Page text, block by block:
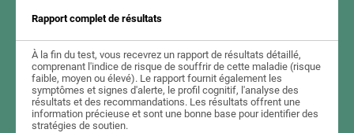
Rapport complet de résultats
À la fin du test, vous recevrez un rapport de résultats détaillé,
comprenant l'indice de risque de souffrir de cette maladie (risque
faible, moyen ou élevé). Le rapport fournit également les
symptômes et signes d'alerte, le profil cognitif, l'analyse des
résultats et des recommandations. Les résultats offrent une
information précieuse et sont une bonne base pour identifier des
stratégies de soutien.